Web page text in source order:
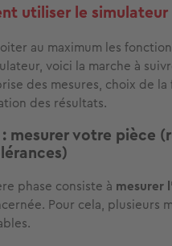
utiliser le simulateur
au maximum les
voici la marche à
des mesures, choix de
des résultats.
mesurer votre pièce
phase consiste à mesurer
Pour cela, plusieurs